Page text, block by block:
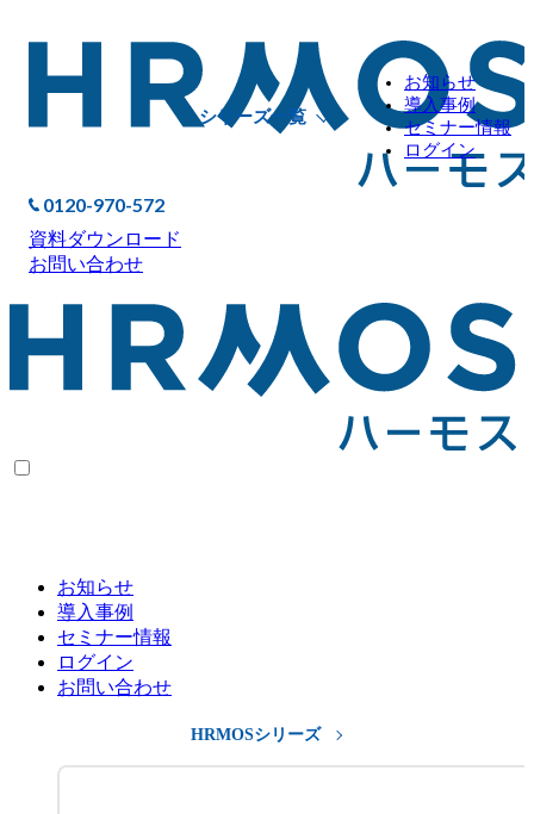
シリーズ一覧
お知らせ
導入事例
セミナー情報
ログイン
0120-970-572
資料ダウンロード
お問い合わせ
お知らせ
導入事例
セミナー情報
ログイン
お問い合わせ
HRMOSシリーズ